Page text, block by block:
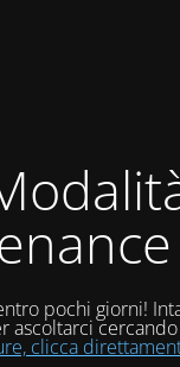
pochi giorni!
ascoltarci cercando
clicca